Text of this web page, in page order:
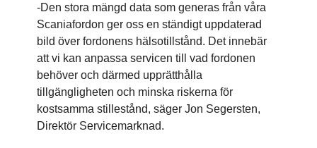
-Den stora mängd data som generas från våra
Scaniafordon ger oss en ständigt uppdaterad
bild över fordonens hälsotillstånd. Det innebär
att vi kan anpassa servicen till vad fordonen
behöver och därmed upprätthålla
tillgängligheten och minska riskerna för
kostsamma stillestånd, säger Jon Segersten,
Direktör Servicemarknad.